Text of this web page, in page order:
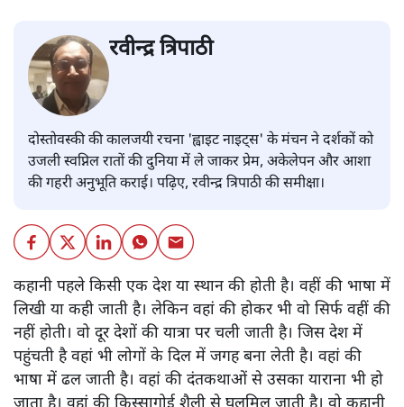
रवीन्द्र त्रिपाठी
दोस्तोवस्की की कालजयी रचना 'ह्वाइट नाइट्स' के मंचन ने दर्शकों को
उजली स्वप्निल रातों की दुनिया में ले जाकर प्रेम, अकेलेपन और आशा
की गहरी अनुभूति कराई। पढ़िए, रवीन्द्र त्रिपाठी की समीक्षा।
कहानी पहले किसी एक देश या स्थान की होती है। वहीं की भाषा में
लिखी या कही जाती है। लेकिन वहां की होकर भी वो सिर्फ वहीं की
नहीं होती। वो दूर देशों की यात्रा पर चली जाती है। जिस देश में
पहुंचती है वहां भी लोगों के दिल में जगह बना लेती है। वहां की
भाषा में ढल जाती है। वहां की दंतकथाओं से उसका याराना भी हो